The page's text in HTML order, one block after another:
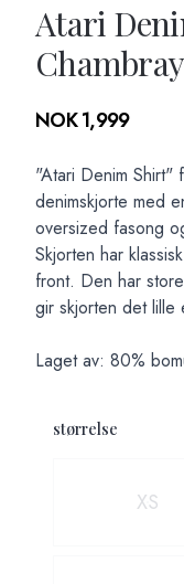
Atari
Produktdetaljer
NOK 1,999
Description
"Atari Denim
denimskjorte med
oversized fasong
Skjorten har
front. Den har
gir skjorten det lille
Laget av: 80%
størrelse
XS